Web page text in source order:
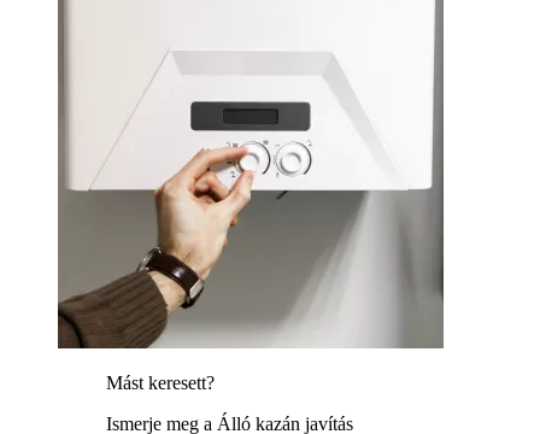
Mást keresett?
Ismerje meg a Álló kazán javítás